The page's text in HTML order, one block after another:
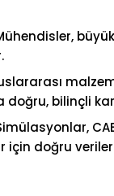
bilinçli
doğru